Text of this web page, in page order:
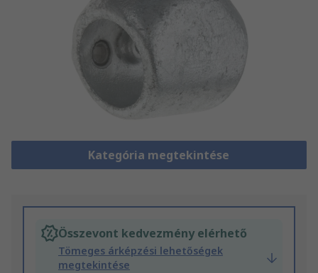
Kategória megtekintése
Összevont kedvezmény elérhető
Tömeges árképzési lehetőségek
megtekintése